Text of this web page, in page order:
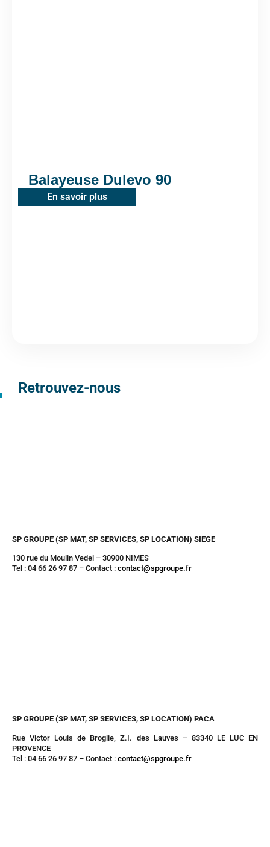
Balayeuse Dulevo 90
En savoir plus
Retrouvez-nous
SP GROUPE (SP MAT, SP SERVICES, SP LOCATION) SIEGE
130 rue du Moulin Vedel – 30900 NIMES
Tel : 04 66 26 97 87 – Contact : contact@spgroupe.fr
SP GROUPE (SP MAT, SP SERVICES, SP LOCATION) PACA
Rue Victor Louis de Broglie, Z.I. des Lauves – 83340 LE LUC EN
PROVENCE
Tel : 04 66 26 97 87 – Contact : contact@spgroupe.fr